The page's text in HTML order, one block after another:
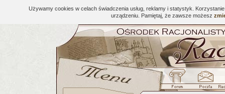
Używamy cookies w celach świadczenia usług, reklamy i statystyk.
urządzeniu. Pamiętaj, że zawsze możesz